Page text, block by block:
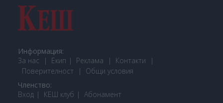
Информация:
За нас
Екип Реклама
Контакти
Поверителност
Общи условия
Членство:
Вход
КЕШ клуб Абонамент